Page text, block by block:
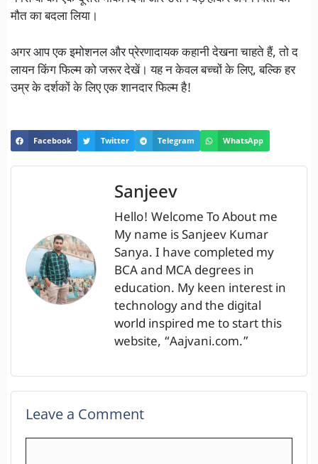
मौत का बदला लिया।
अगर आप एक इमोशनल और प्रेरणादायक कहानी देखना चाहते हैं, तो द
लायन किंग फिल्म को जरूर देखें। यह न केवल बच्चों के लिए, बल्कि हर
उम्र के दर्शकों के लिए एक शानदार फिल्म है!
Facebook Twitter Telegram WhatsApp
Sanjeev
Hello! Welcome To About me
My name is Sanjeev Kumar
Sanya. I have completed my
BCA and MCA degrees in
education. My keen interest in
technology and the digital
world inspired me to start this
website, “Aajvani.com.”
Leave a Comment